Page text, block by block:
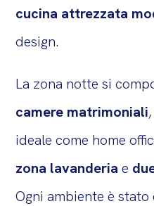
cucina attrezzata
design.
La zona notte si
camere matrimoniali
ideale come home
zona lavanderia e
Ogni ambiente è